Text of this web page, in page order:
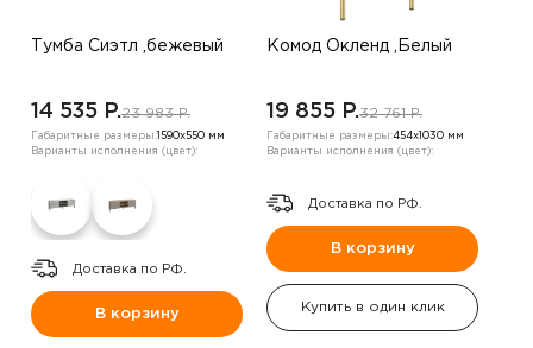
Тумба Сиэтл ,бежевый
14 535 P.23 983 P.
Габаритные размеры: 1590х550 мм
Варианты исполнения (цвет):
Доставка по РФ.
В корзину
Комод Окленд ,Белый
19 855 P.32 761 P.
Габаритные размеры:454х1030 мм
Варианты исполнения (цвет):
Доставка по РФ.
В корзину
Купить в один клик